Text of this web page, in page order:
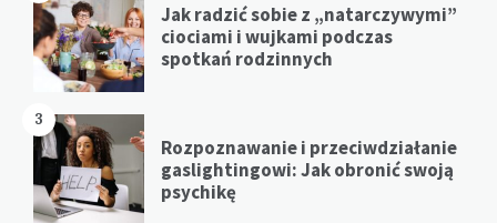
Jak radzić sobie z „natarczywymi”
ciociami i wujkami podczas
spotkań rodzinnych
3
Rozpoznawanie i przeciwdziałanie
gaslightingowi: Jak obronić swoją
psychikę